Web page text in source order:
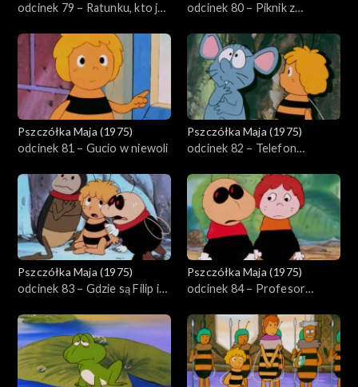
odcinek 79 – Ratunku, kto ja
odcinek 80 – Piknik z
Pszczółka Maja (1975)
odcinek 81 – Gucio w niewoli
Pszczółka Maja (1975)
odcinek 82 – Telefon
Pszczółka Maja (1975)
odcinek 83 – Gdzie są Filip i
Pszczółka Maja (1975)
odcinek 84 – Profesor